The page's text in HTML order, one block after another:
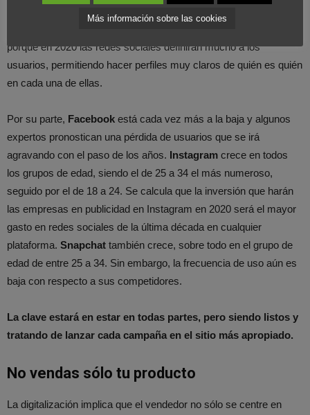
porque en 2020 las redes sociales definirán mucho a los
usuarios, permitiendo hacer perfiles muy claros de quién es quién
en cada una de ellas.
Por su parte, Facebook está cada vez más a la baja y algunos
expertos pronostican una pérdida de usuarios que se irá
agravando con el paso de los años. Instagram crece en todos
los grupos de edad, siendo el de 25 a 34 el más numeroso,
seguido por el de 18 a 24. Se calcula que la inversión que harán
las empresas en publicidad en Instagram en 2020 será el mayor
gasto en redes sociales de la última década en cualquier
plataforma. Snapchat también crece, sobre todo en el grupo de
edad de entre 25 a 34. Sin embargo, la frecuencia de uso aún es
baja con respecto a sus competidores.
La clave estará en estar en todas partes, pero siendo listos y
tratando de lanzar cada campaña en el sitio más apropiado.
No vendas sólo tu producto
La digitalización implica que el vendedor no sólo se centre en
Más información sobre las cookies